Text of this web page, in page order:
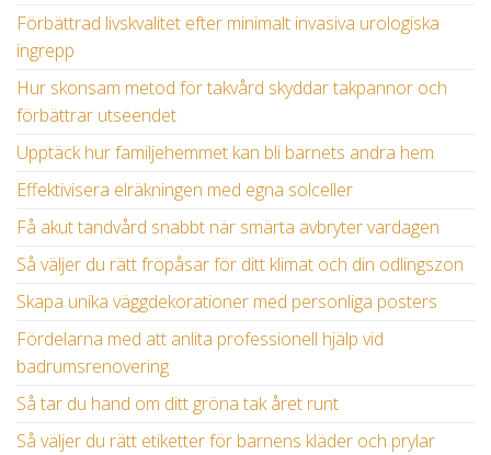
Förbättrad livskvalitet efter minimalt invasiva urologiska
ingrepp
Hur skonsam metod för takvård skyddar takpannor och
förbättrar utseendet
Upptäck hur familjehemmet kan bli barnets andra hem
Effektivisera elräkningen med egna solceller
Få akut tandvård snabbt när smärta avbryter vardagen
Så väljer du rätt fröpåsar för ditt klimat och din odlingszon
Skapa unika väggdekorationer med personliga posters
Fördelarna med att anlita professionell hjälp vid
badrumsrenovering
Så tar du hand om ditt gröna tak året runt
Så väljer du rätt etiketter för barnens kläder och prylar